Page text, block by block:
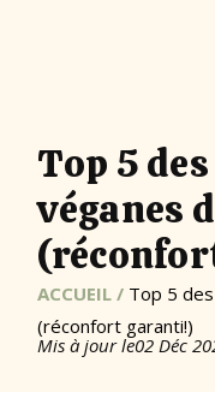
Top 5
véganes
ACCUEIL / Top 5
(réconfort garanti!)
Mis à jour le02 Déc